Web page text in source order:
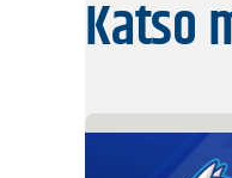
Katso